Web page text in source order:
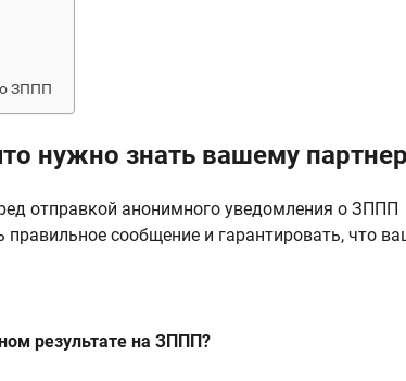
ЗППП
нужно знать вашему
отправкой анонимного уведомления о ЗППП
сообщение и гарантировать, что
результате на ЗППП?